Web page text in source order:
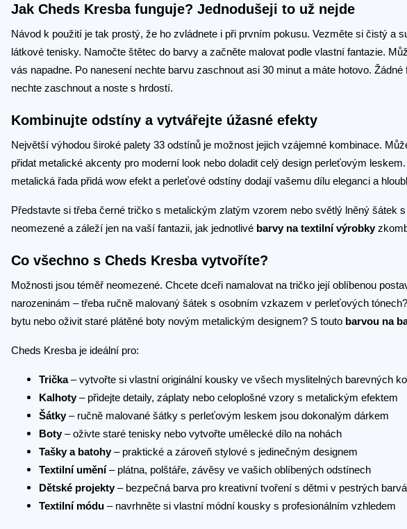
Jak Cheds Kresba funguje? Jednodušeji to už nejde
Návod k použití je tak prostý, že ho zvládnete i při prvním pokusu. Vezměte si čistý a
látkové tenisky. Namočte štětec do barvy a začněte malovat podle vlastní fantazie.
vás napadne. Po nanesení nechte barvu zaschnout asi 30 minut a máte hotovo.
nechte zaschnout a noste s hrdostí.
Kombinujte odstíny a vytvářejte úžasné efekty
Největší výhodou široké palety 33 odstínů je možnost jejich vzájemné kombinace.
přidat metalické akcenty pro moderní look nebo doladit celý design perleťovým
metalická řada přidá wow efekt a perleťové odstíny dodají vašemu dílu eleganci a
Představte si třeba černé tričko s metalickým zlatým vzorem nebo světlý lněný šátek
neomezené a záleží jen na vaší fantazii, jak jednotlivé barvy na textilní výrobky
Co všechno s Cheds Kresba vytvoříte?
Možnosti jsou téměř neomezené. Chcete dceři namalovat na tričko její oblíbenou
narozeninám – třeba ručně malovaný šátek s osobním vzkazem v perleťových
bytu nebo oživit staré plátěné boty novým metalickým designem? S touto barvou na
Cheds Kresba je ideální pro:
Trička– vytvořte si vlastní originální kousky ve všech myslitelných barevných
Kalhoty– přidejte detaily, záplaty nebo celoplošné vzory s metalickým efektem
Šátky– ručně malované šátky s perleťovým leskem jsou dokonalým dárkem
Boty– oživte staré tenisky nebo vytvořte umělecké dílo na nohách
Tašky a batohy– praktické a zároveň stylové s jedinečným designem
Textilní umění– plátna, polštáře, závěsy ve vašich oblíbených odstínech
Dětské projekty– bezpečná barva pro kreativní tvoření s dětmi v pestrých
Textilní módu – navrhněte si vlastní módní kousky s profesionálním vzhledem